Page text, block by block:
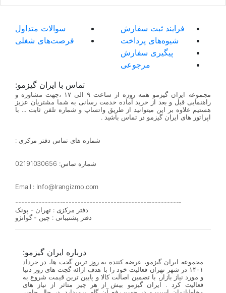
فرایند ثبت سفارش
شیوه‌های پرداخت
پیگیری سفارش
مرجوعی
سوالات متداول
فرصت‌های شغلی
تماس با ایران گیزمو:
مجموعه ایران گیزمو همه روزه از ساعت ۹ الی ۱۷ ،جهت مشاوره و
راهنمایی قبل و بعد از خرید آماده خدمت رسانی به شما مشتریان عزیز
هستیم علاوه بر این میتوانید از طریق واتساپ و شماره تلفن ثابت ... با
اپراتور های ایران گیزمو در تماس باشید .
شماره های تماس دفتر مرکزی :
شماره تماس: 02191030656
Email : Info@Irangizmo.com
--------------------------------------------------------
دفتر مرکزی : تهران - پونک
دفتر پشتیبانی : چین - گوانژو
درباره ایران گیزمو:
مجموعه ایران گیزمو، عرضه کننده به روز ترین گجت ها، در خرداد
۱۴۰۱ در شهر تهران فعالیت خود را با هدف ارائه گجت های روز دنیا
و مورد نیاز بازار، با تضمین اصالت کالا و پایین ترین قیمت شروع به
فعالیت کرد . ایران گیزمو بیش از هر چیز متاثر از نیاز های